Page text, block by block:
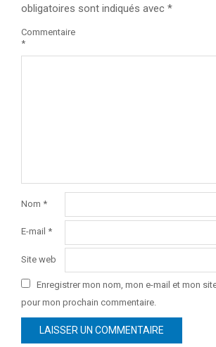
obligatoires sont indiqués avec *
Commentaire
*
Nom *
E-mail *
Site web
Enregistrer mon nom, mon e-mail et mon
pour mon prochain commentaire.